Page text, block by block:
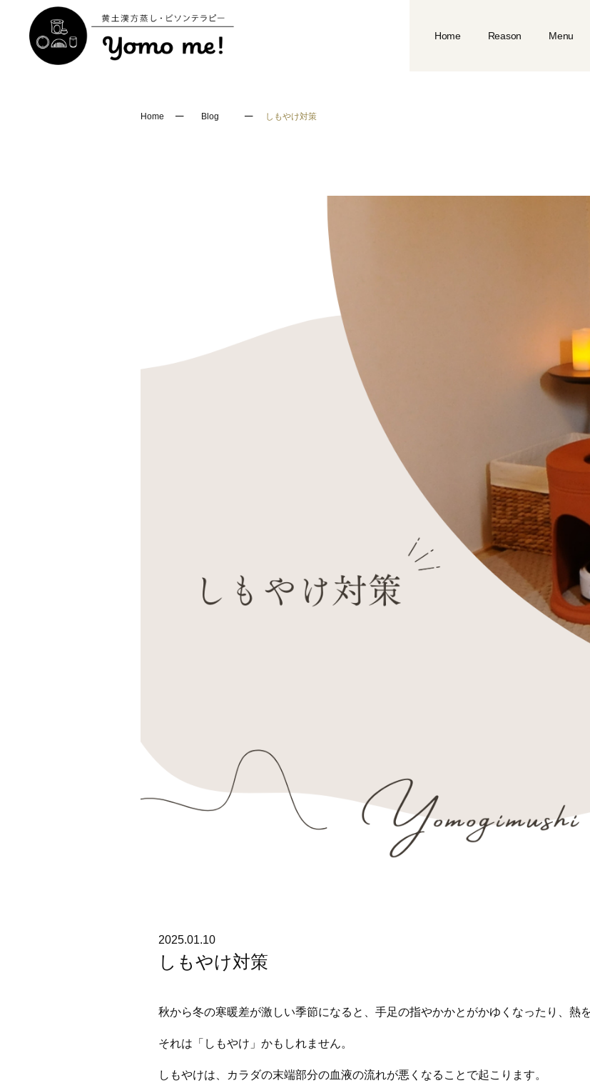
Home Reason Menu
Home ─ Blog ─ しもやけ対策
2025.01.10
しもやけ対策
秋から冬の寒暖差が激しい季節になると、手足の指やかかとがかゆくなったり、熱
それは「しもやけ」かもしれません。
しもやけは、カラダの末端部分の血液の流れが悪くなることで起こります。